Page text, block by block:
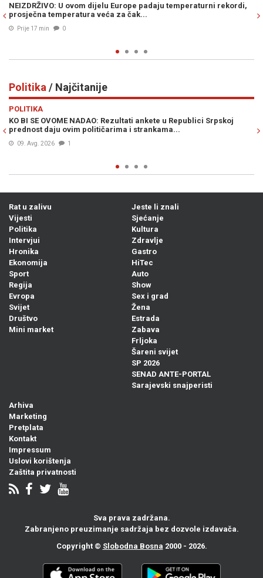
AMERIČKI SENATOR ZVONI NA UZBUNU: "Donald Trump
ovaj rat, Teheran jača..."
Prije 23 min
Politika / Najčitanije
POLITIKA
BARONESA ARMINKA HELIĆ O UVOĐENJU NOVIH SANKCIJA
DODIKU: „To je trebalo odavno učiniti. Ovo je kontinuirana
Rat u zalivu
Vijesti
Politika
Intervjui
Hronika
Ekonomija
Sport
Regija
Evropa
Svijet
Društvo
Mini market
Jeste li znali
Sjećanje
Kultura
Zdravlje
Gastro
HiTec
Auto
Show
Sex i grad
Žena
Estrada
Zabava
Frljoka
Šareni svijet
SP 2026
SENAD ANTE-PORTAL
Sarajevski snajperisti
Arhiva
Marketing
Pretplata
Kontakt
Impressum
Uslovi korištenja
Zaštita privatnosti
Sva prava zadržana.
Zabranjeno preuzimanje sadržaja bez dozvole izdavača.
Copyright © Slobodna Bosna 2000 - 2026.